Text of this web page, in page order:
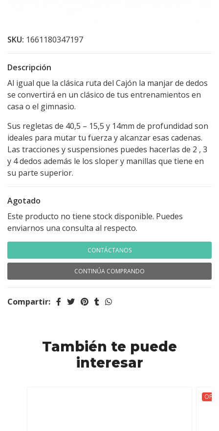
SKU: 1661180347197
Descripción
Al igual que la clásica ruta del Cajón la manjar de dedos
se convertirá en un clásico de tus entrenamientos en
casa o el gimnasio.
Sus regletas de 40,5 – 15,5 y 14mm de profundidad son
ideales para mutar tu fuerza y alcanzar esas cadenas.
Las tracciones y suspensiones puedes hacerlas de 2 , 3
y 4 dedos además le los sloper y manillas que tiene en
su parte superior.
Agotado
Este producto no tiene stock disponible. Puedes
enviarnos una consulta al respecto.
CONTÁCTANOS
CONTINÚA COMPRANDO
Compartir:
También te puede
interesar